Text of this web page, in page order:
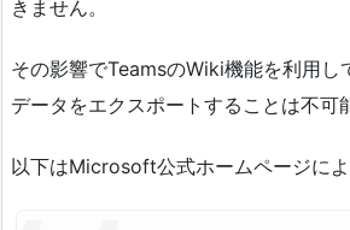
きません。
その影響でTeamsのWiki機能を利用し
データをエクスポートすることは不可
以下はMicrosoft公式ホームページによ